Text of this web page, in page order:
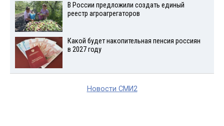
В России предложили создать единый
реестр агроагрегаторов
Какой будет накопительная пенсия россиян
в 2027 году
Новости СМИ2